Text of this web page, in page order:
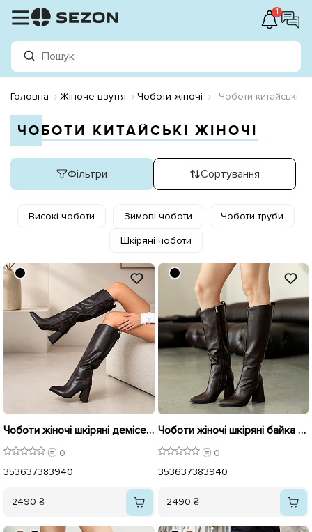
1
Головна Жіноче взуття Чоботи жіночі Чоботи китайські
ЧОБОТИ КИТАЙСЬКІ ЖІНОЧІ
Фільтри Сортування
Високі чоботи Зимові чоботи Чоботи труби
Шкіряні чоботи
Чоботи жіночі шкіряні демісезонні 595856 Коричневі
0
353637383940
2490 ₴
Чоботи жіночі шкіряні байка хутро 595855 Коричневі
0
353637383940
2490 ₴